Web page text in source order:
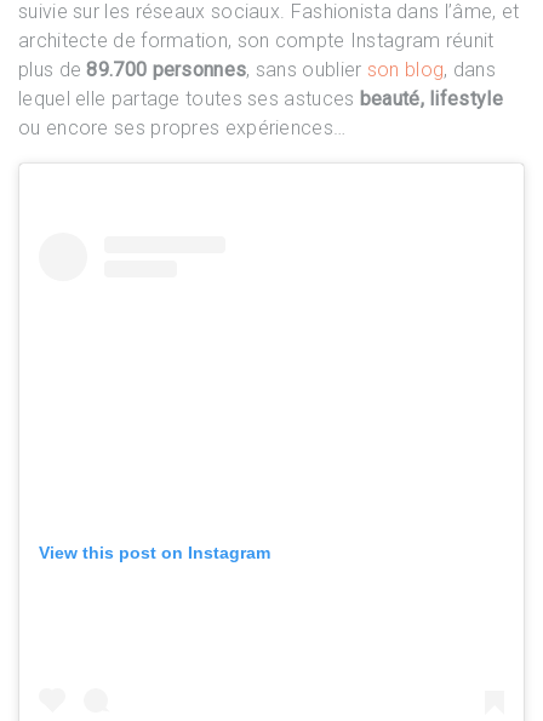
suivie sur les réseaux sociaux. Fashionista dans l’âme, et
architecte de formation, son compte Instagram réunit
plus de89.700 personnes, sans oublier son blog, dans
lequel elle partage toutes ses astuces beauté, lifestyle
ou encore ses propres expériences…
View this post on Instagram